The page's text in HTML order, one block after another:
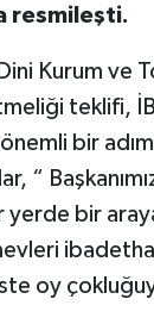
resmileşti.
Kurum ve
teklifi,
bir adım
“
bir
oy